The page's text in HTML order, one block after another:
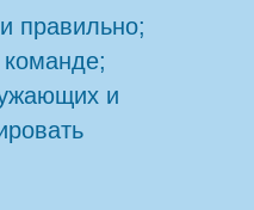
правильно;
команде;
и